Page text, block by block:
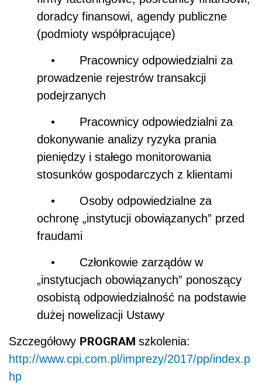
doradcy finansowi, agendy publiczne
(podmioty współpracujące)
• Pracownicy odpowiedzialni za
prowadzenie rejestrów transakcji
podejrzanych
• Pracownicy odpowiedzialni za
dokonywanie analizy ryzyka prania
pieniędzy i stałego monitorowania
stosunków gospodarczych z klientami
• Osoby odpowiedzialne za
ochronę „instytucji obowiązanych” przed
fraudami
• Członkowie zarządów w
„instytucjach obowiązanych” ponoszący
osobistą odpowiedzialność na podstawie
dużej nowelizacji Ustawy
Szczegółowy PROGRAM szkolenia:
http://www.cpi.com.pl/imprezy/2017/pp/index.p
hp